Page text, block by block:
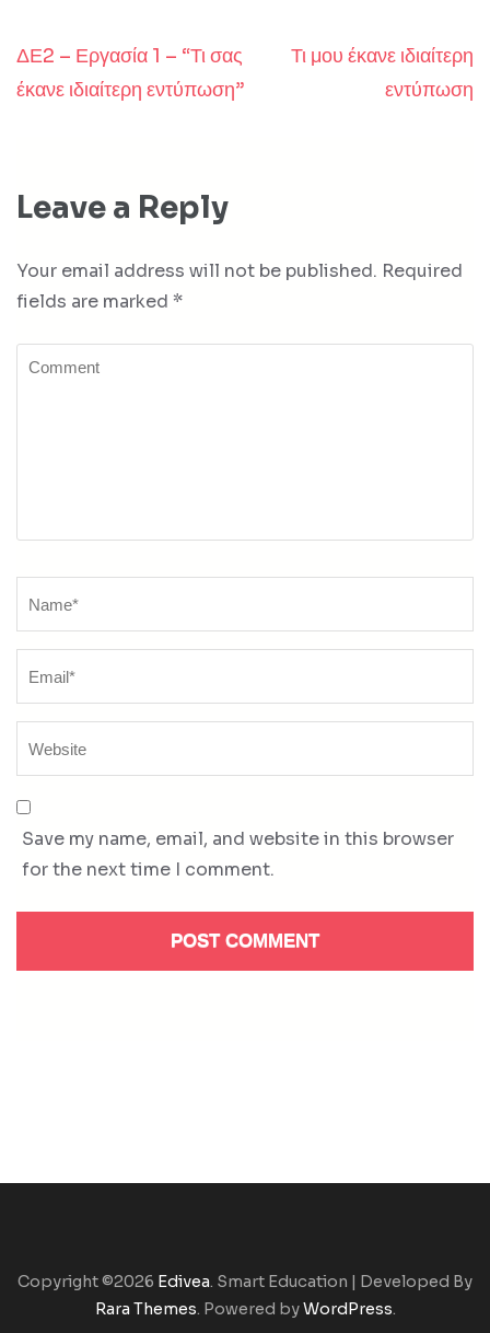
Post
ΔΕ2 – Εργασία 1 – “Τι σας
έκανε ιδιαίτερη εντύπωση”
Τι μου έκανε ιδιαίτερη
εντύπωση
Leave a Reply
Your email address will not be published. Required
fields are marked *
Comment
Save my name, email, and website in this browser
for the next time I comment.
Copyright ©2026 Edivea. Smart Education | Developed By
Rara Themes. Powered byWordPress.